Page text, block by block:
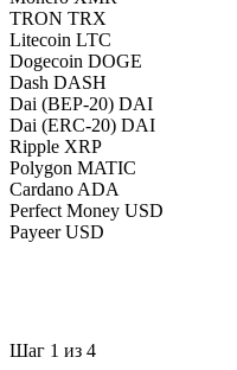
TRON TRX
Litecoin LTC
Dogecoin DOGE
Dash DASH
Dai (BEP-20) DAI
Dai (ERC-20) DAI
Ripple XRP
Polygon MATIC
Cardano ADA
Perfect Money USD
Payeer USD
Шаг 1 из 4